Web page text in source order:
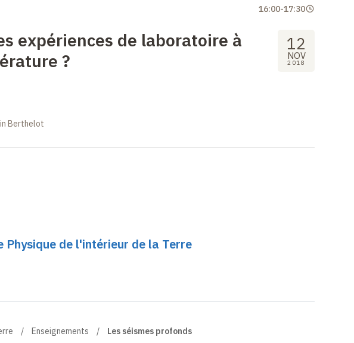
expériences de laboratoire à
?
12
NOV
2018
16:00-17:30
Berthelot
de l'intérieur de la Terre
Enseignements Les séismes profonds